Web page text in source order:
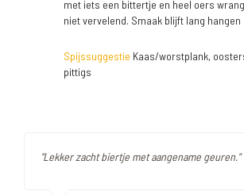
met iets een bittertje en heel oers
niet vervelend. Smaak blijft lang hangen
Spijssuggestie Kaas/worstplank,
pittigs
"Lekker zacht biertje met aangename geuren."